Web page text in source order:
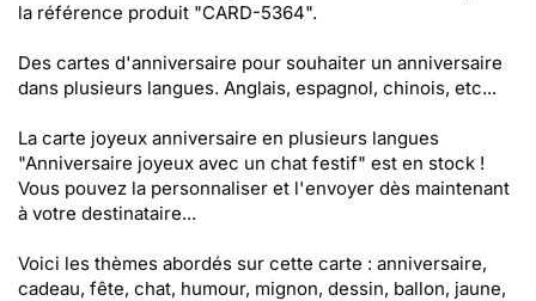
la référence produit "CARD-5364".
Des cartes d'anniversaire pour souhaiter un anniversaire
dans plusieurs langues. Anglais, espagnol, chinois, etc...
La carte joyeux anniversaire en plusieurs langues
"Anniversaire joyeux avec un chat festif" est en stock !
Vous pouvez la personnaliser et l'envoyer dès maintenant
à votre destinataire...
Voici les thèmes abordés sur cette carte : anniversaire,
cadeau, fête, chat, humour, mignon, dessin, ballon, jaune,